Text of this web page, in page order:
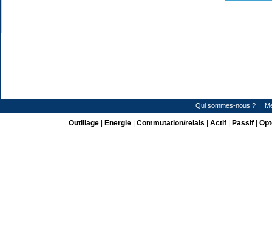
Qui sommes-nous ? |
Outillage| Energie| Commutation/relais Actif| Passif|